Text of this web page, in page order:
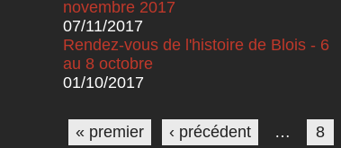
novembre 2017
07/11/2017
Rendez-vous de l'histoire de Blois - 6
au 8 octobre
01/10/2017
Pages
« premier ‹ précédent … 8